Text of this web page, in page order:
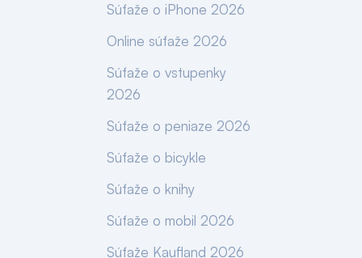
Súťaže o iPhone 2026
Online súťaže 2026
Súťaže o vstupenky
2026
Súťaže o peniaze 2026
Súťaže o bicykle
Súťaže o knihy
Súťaže o mobil 2026
Súťaže Kaufland 2026